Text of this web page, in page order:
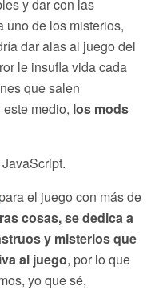
y dar con las
uno de los misterios,
dar alas al juego del
le insufla vida cada
que salen
medio, los mods
para el juego con más de
cosas, se dedica a
y misterios que
al juego, por lo que
yo que sé,